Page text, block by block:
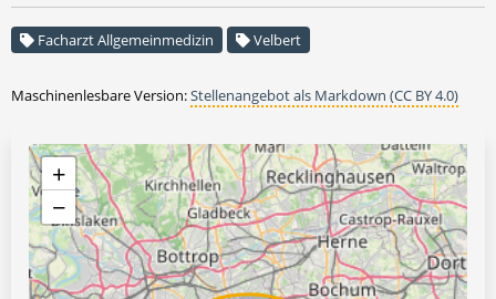
Facharzt Allgemeinmedizin Velbert
Maschinenlesbare Version:Stellenangebot als Markdown (CC BY 4.0)
+
−